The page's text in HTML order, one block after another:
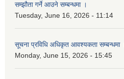
सम्झौता गर्ने आउने सम्बन्धमा ।
Tuesday, June 16, 2026 - 11:14
सूचना प्रविधि अधिकृत आवश्यकता सम्बन्धमा
Monday, June 15, 2026 - 15:45